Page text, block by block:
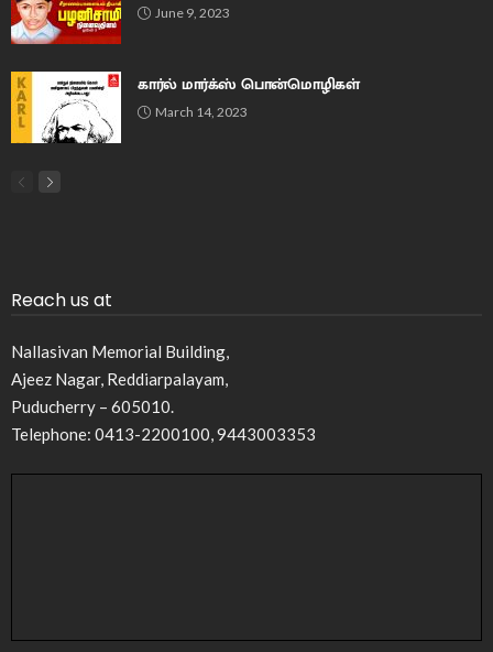
June 9, 2023
கார்ல் மார்க்ஸ் பொன்மொழிகள்
March 14, 2023
Reach us at
Nallasivan Memorial Building,
Ajeez Nagar, Reddiarpalayam,
Puducherry – 605010.
Telephone: 0413-2200100, 9443003353